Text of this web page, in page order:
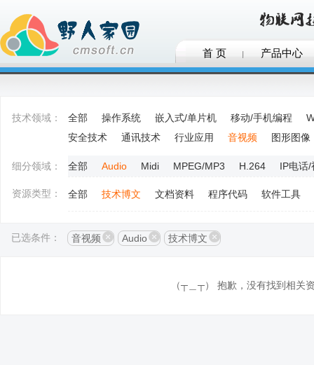
首 页 产品中心
技术领域： 全部 操作系统 嵌入式/单片机 移动/手机编程
安全技术
通讯技术 行业应用 音视频 图形图像
细分领域： 全部 Audio Midi MPEG/MP3 H.264 IP电话/
资源类型： 全部 技术博文 文档资料 程序代码 软件工具
已选条件： 音视频 Audio 技术博文
（┬＿┬） 抱歉，没有找到相关